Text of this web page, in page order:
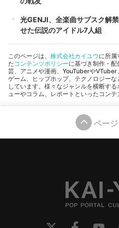
光GENJI、全楽曲サブスク解
せた伝説のアイドル7人組
このページは、 株式会社カイユウに所属
た コンテンツポリシーに基づき制作・
芸、アニメや漫画、YouTuberやVTuber
ゲーム、ヒップホップ、テクノロジー
しています。様々なジャンルを横断す
ューやコラム、レポートといったコンテ
ペー